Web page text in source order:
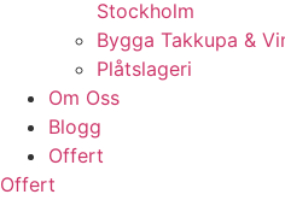
Stockholm
Bygga Takkupa &
Plåtslageri
Om Oss
Blogg
Offert
Offert